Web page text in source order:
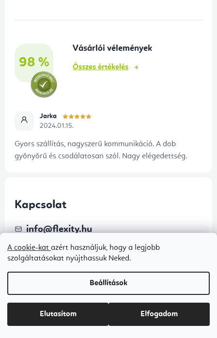
A cookie-kat azért használjuk, hogy a legjobb
szolgáltatásokat nyújthassuk Neked.
Beállítások
Elutasítom Elfogadom
98 %
Vásárlói vélemények
Összes értékelés
Jarka
2024.01.15.
Gyors szállítás, nagyszerű kommunikáció. A dob
gyönyörű és csodálatosan szól. Nagy elégedettség.
Kapcsolat
info@flexity.hu
+3680088457